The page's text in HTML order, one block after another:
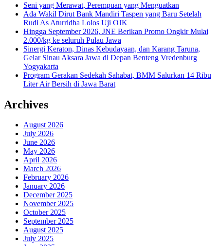
Seni yang Merawat, Perempuan yang Menguatkan
Ada Wakil Dirut Bank Mandiri Taspen yang Baru Setelah
Rudi As Aturridha Lolos Uji OJK
Hingga September 2026, JNE Berikan Promo Ongkir Mulai
2.000/kg ke seluruh Pulau Jawa
Sinergi Keraton, Dinas Kebudayaan, dan Karang Taruna,
Gelar Sinau Aksara Jawa di Depan Benteng Vredenburg
Yogyakarta
Program Gerakan Sedekah Sahabat, BMM Salurkan 14 Ribu
Liter Air Bersih di Jawa Barat
Archives
August 2026
July 2026
June 2026
May 2026
April 2026
March 2026
February 2026
January 2026
December 2025
November 2025
October 2025
September 2025
August 2025
July 2025